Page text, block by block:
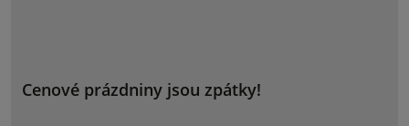
Cenové prázdniny jsou zpátky!